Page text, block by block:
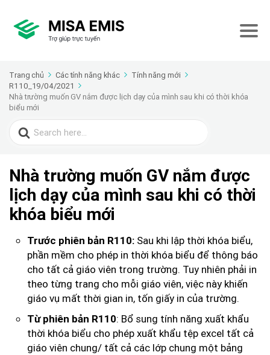
Trang chủ Các tính năng khác
Tính năng mới
R110_19/04/2021
Nhà trường muốn GV nắm được lịch dạy của mình sau khi có thời khóa
biểu mới
Search
for:
Nhà trường muốn GV nắm được
lịch dạy của mình sau khi có thời
khóa biểu mới
Trước phiên bản R110: Sau khi lập thời khóa biểu,
phần mềm cho phép in thời khóa biểu để thông báo
cho tất cả giáo viên trong trường. Tuy nhiên phải in
theo từng trang cho mỗi giáo viên, việc này khiến
giáo vụ mất thời gian in, tốn giấy in của trường.
Từ phiên bản R110: Bổ sung tính năng xuất khẩu
thời khóa biểu cho phép xuất khẩu tệp excel tất cả
giáo viên chung/ tất cả các lớp chung một bảng